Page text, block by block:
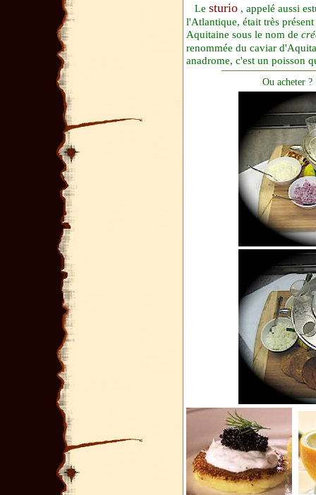
Le sturio , appelé aussi
l'Atlantique, était très
Aquitaine sous le nom de
renommée du caviar
anadrome, c'est un poisson
Ou acheter ?